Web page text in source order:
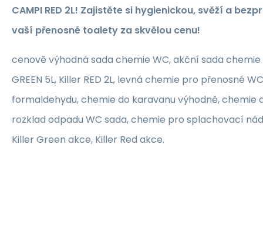
CAMPI RED 2L! Zajistěte si hygienickou, svěží a
vaší přenosné toalety za skvělou cenu!
cenově výhodná sada chemie WC, akční sada
GREEN 5L, Killer RED 2L, levná chemie pro přenosné
formaldehydu, chemie do karavanu výhodně, chemie
rozklad odpadu WC sada, chemie pro splachovací
Killer Green akce, Killer Red akce.